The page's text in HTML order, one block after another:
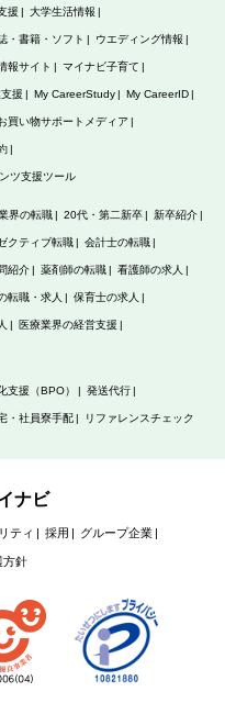
援 大学生活情報
・書籍・ソフト ウエディング情報
報サイト マイナビ子育て
援 My CareerStudy My CareerID
買い物サポートメディア
ツ支援ツール
界の転職 20代・第二新卒 新卒紹介
クティブ転職 会計士の転職
紹介 薬剤師の転職 看護師の求人
転職・求人 保育士の求人
医療業界の経営支援
支援（BPO） 発送代行
・社員寮手配 リファレンスチェック
ナビ
ティ 採用 グループ企業
方針